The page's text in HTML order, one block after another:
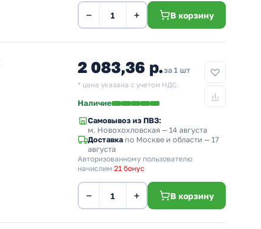
− + В корзину
2 083,36 р.за 1 шт
* цена указана с учетом НДС.
Наличие
Самовывоз из ПВЗ:
м. Новохохловская — 14 августа
Доставка по Москве и области — 17
августа
Авторизованному пользователю
начислим 21 бонус
− + В корзину